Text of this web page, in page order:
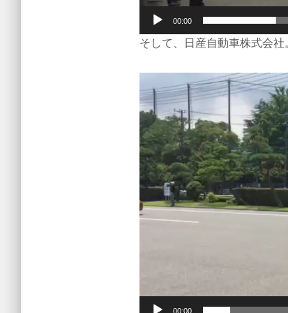
00:00
そして、日産自動車株式会
画
プ
レ
ー
ヤ
ー
00:00